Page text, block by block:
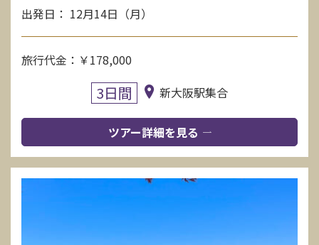
出発日： 12月14日（月）
旅行代金：￥178,000
3日間 新大阪駅集合
ツアー詳細を見る